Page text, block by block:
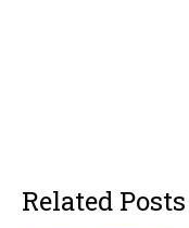
Related Posts